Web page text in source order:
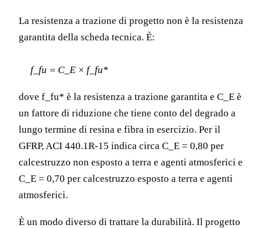
La resistenza a trazione di progetto non è la resistenza
garantita della scheda tecnica. È:
f_fu = C_E × f_fu*
dove f_fu* è la resistenza a trazione garantita e C_E è
un fattore di riduzione che tiene conto del degrado a
lungo termine di resina e fibra in esercizio. Per il
GFRP, ACI 440.1R-15 indica circa C_E = 0,80 per
calcestruzzo non esposto a terra e agenti atmosferici e
C_E = 0,70 per calcestruzzo esposto a terra e agenti
atmosferici.
È un modo diverso di trattare la durabilità. Il progetto